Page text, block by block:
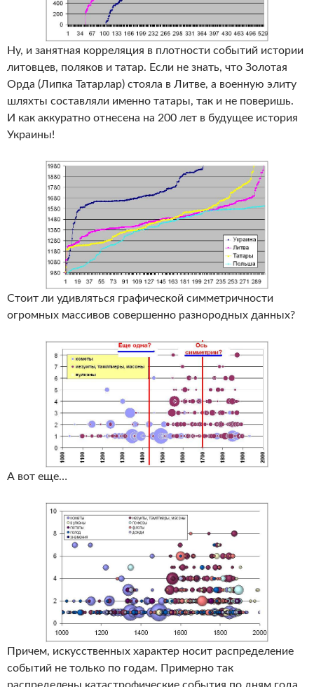
Ну, и занятная корреляция в плотности событий истории
литовцев, поляков и татар. Если не знать, что Золотая
Орда (Липка Татарлар) стояла в Литве, а военную элиту
шляхты составляли именно татары, так и не поверишь.
И как аккуратно отнесена на 200 лет в будущее история
Украины!
Стоит ли удивляться графической симметричности
огромных массивов совершенно разнородных данных?
А вот еще…
Причем, искусственных характер носит распределение
событий не только по годам. Примерно так
распределены катастрофические события по дням года.